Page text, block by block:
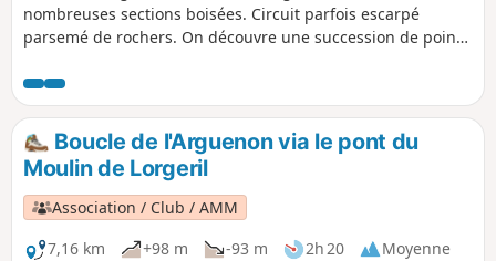
nombreuses sections boisées. Circuit parfois escarpé
parsemé de rochers. On découvre une succession de points
Boucle de l'Arguenon via le pont du
Moulin de Lorgeril
Association / Club / AMM
7,16 km
+98 m -93 m 2h 20
Moyenne